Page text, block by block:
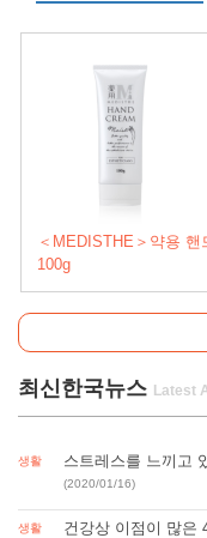
＜MEDISTHE＞약용 핸
100g
최신한국뉴스
생활 스트레스를 느끼
(2020/01/16)
생활 건강상 이점이 많